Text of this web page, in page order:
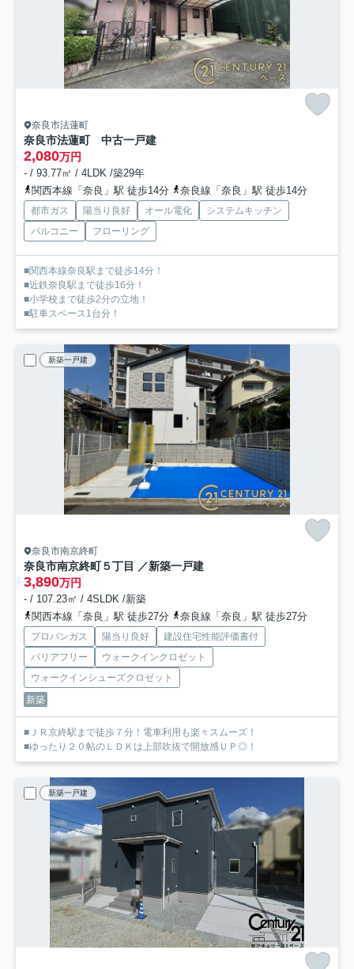
奈良市法蓮町
奈良市法蓮町 中古一戸建
2,080万円
- / 93.77㎡ / 4LDK /築29年
関西本線「奈良」駅 徒歩14分
奈良線「奈良」駅 徒歩14分
都市ガス 陽当り良好 オール電化
システムキッチン
バルコニー
フローリング
■関西本線奈良駅まで徒歩14分！
■近鉄奈良駅まで徒歩16分！
■小学校まで徒歩2分の立地！
■駐車スペース1台分！
新築一戸建
奈良市南京終町
奈良市南京終町５丁目 ／新築一戸建
3,890万円
- / 107.23㎡ / 4SLDK /新築
関西本線「奈良」駅 徒歩27分
奈良線「奈良」駅 徒歩27分
プロパンガス 陽当り良好
建設住宅性能評価書付
バリアフリー
ウォークインクロゼット
ウォークインシューズクロゼット
新築
■ＪＲ京終駅まで徒歩７分！電車利用も楽々スムーズ！
■ゆったり２０帖のＬＤＫは上部吹抜で開放感ＵＰ◎！
新築一戸建